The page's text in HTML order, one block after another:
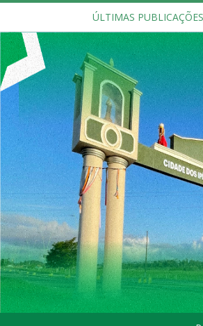
ÚLTIMAS